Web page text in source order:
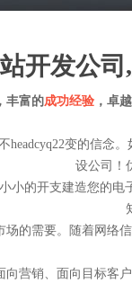
开发公
，丰富的成功经验 ，卓
headcyq22变的信念。
设公司
小的开支建造您的
的需要。随着网络
营销、面向目标客